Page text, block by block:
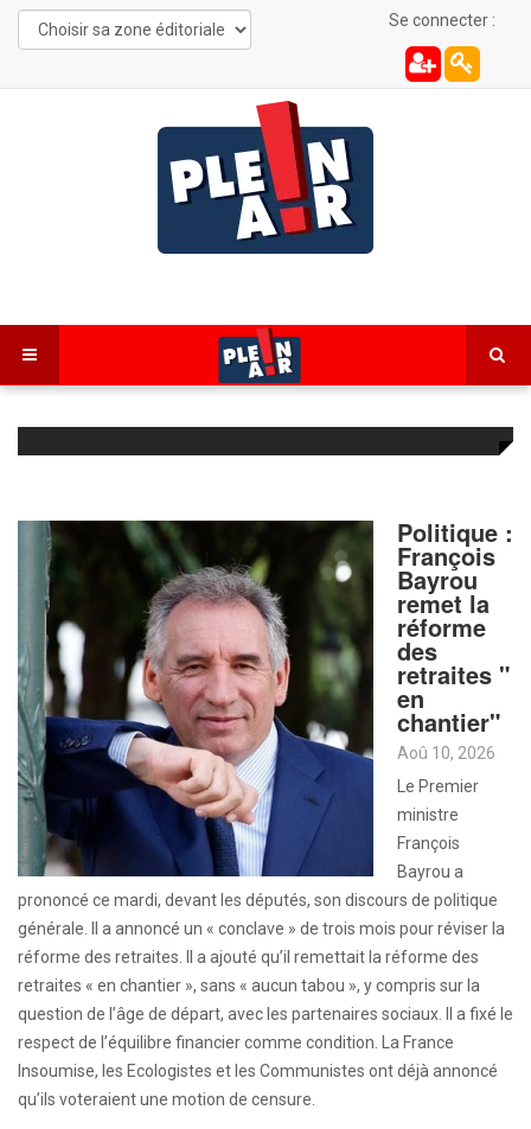
Se connecter :
Politique :
François
Bayrou
remet la
réforme
des
retraites "
en
chantier"
Aoû 10, 2026
Le Premier
ministre
François
Bayrou a
prononcé ce mardi, devant les députés, son discours de politique
générale. Il a annoncé un « conclave » de trois mois pour réviser la
réforme des retraites. Il a ajouté qu’il remettait la réforme des
retraites « en chantier », sans « aucun tabou », y compris sur la
question de l’âge de départ, avec les partenaires sociaux. Il a fixé le
respect de l’équilibre financier comme condition. La France
Insoumise, les Ecologistes et les Communistes ont déjà annoncé
qu’ils voteraient une motion de censure.